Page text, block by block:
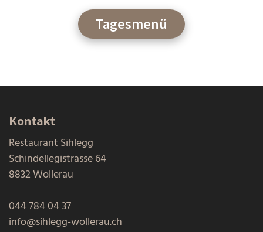
Tagesmenü
Kontakt
Restaurant Sihlegg
Schindellegistrasse 64
8832 Wollerau
044 784 04 37
info@sihlegg-wollerau.ch